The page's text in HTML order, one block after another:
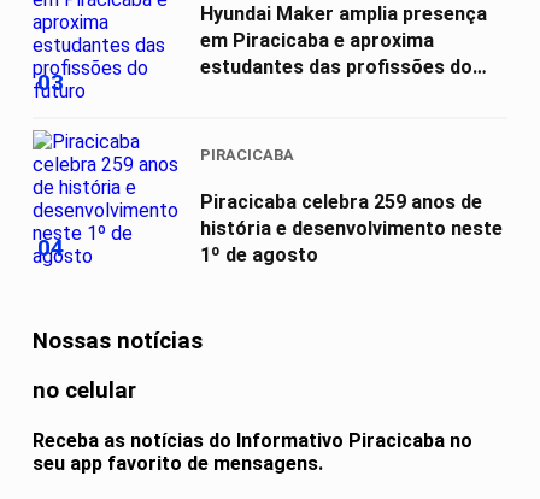
03
Hyundai Maker amplia presença
em Piracicaba e aproxima
estudantes das profissões do
04
PIRACICABA
Piracicaba celebra 259 anos de
história e desenvolvimento neste
1º de agosto
Nossas notícias
no celular
Receba as notícias do Informativo Piracicaba no
seu app favorito de mensagens.